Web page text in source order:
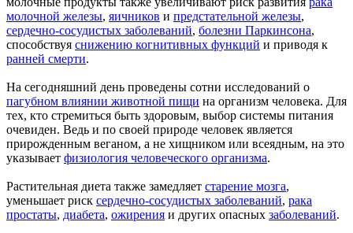
молочной железы, яичников и предстательной железы,
сердечно-сосудистых заболеваний, болезни Паркинсона,
способствуя снижению когнитивных функций и приводя к
ранней смерти.
На сегодняшний день проведены сотни исследований о
пагубном влиянии животной пищи на организм человека. Для
тех, кто стремиться быть здоровым, выбор системы питания
очевиден. Ведь и по своей природе человек является
прирожденным веганом, а не хищником или всеядным, на это
указывает физиология человеческого организма.
Растительная диета также замедляет старение мозга,
уменьшает риск сердечно-сосудистых заболеваний, рака
простаты, диабета, ожирения и других опасных заболеваний.